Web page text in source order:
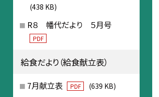
(438 KB)
R８ 幡代だより ５月号
PDF
給食だより（給食献立表）
7月献立表 PDF (639 KB)